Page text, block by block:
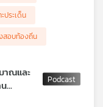
ะประเด็น
สอบท้องถิ่น
าณและ
วต